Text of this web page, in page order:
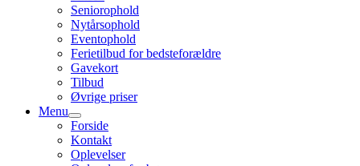
Seniorophold
Nytårsophold
Eventophold
Ferietilbud for bedsteforældre
Gavekort
Tilbud
Øvrige priser
Menu
Forside
Kontakt
Oplevelser